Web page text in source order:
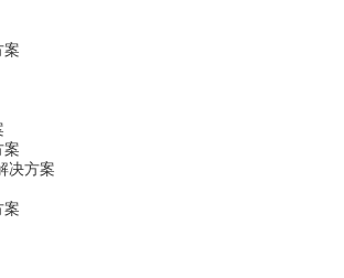
案
案
决方案
案